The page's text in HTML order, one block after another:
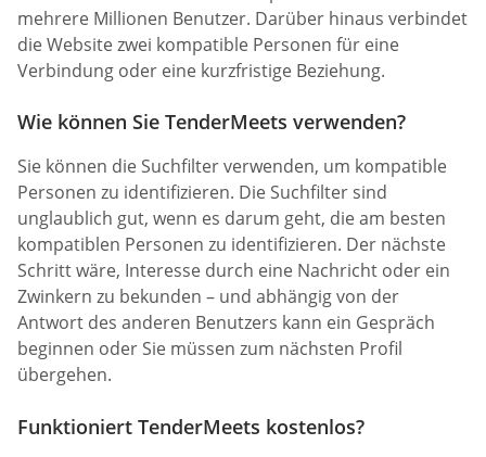
mehrere Millionen Benutzer. Darüber hinaus verbindet
die Website zwei kompatible Personen für eine
Verbindung oder eine kurzfristige Beziehung.
Wie können Sie TenderMeets verwenden?
Sie können die Suchfilter verwenden, um kompatible
Personen zu identifizieren. Die Suchfilter sind
unglaublich gut, wenn es darum geht, die am besten
kompatiblen Personen zu identifizieren. Der nächste
Schritt wäre, Interesse durch eine Nachricht oder ein
Zwinkern zu bekunden – und abhängig von der
Antwort des anderen Benutzers kann ein Gespräch
beginnen oder Sie müssen zum nächsten Profil
übergehen.
Funktioniert TenderMeets kostenlos?